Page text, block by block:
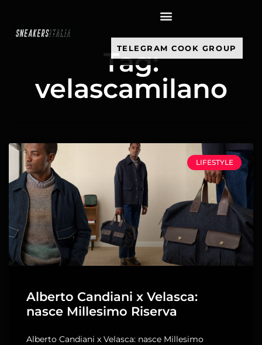
TELEGRAM COOK GROUP
Tag:
velascamilano
LIFESTYLE
Alberto Candiani x Velasca:
nasce Millesimo Riserva
Alberto Candiani x Velasca: nasce Millesimo